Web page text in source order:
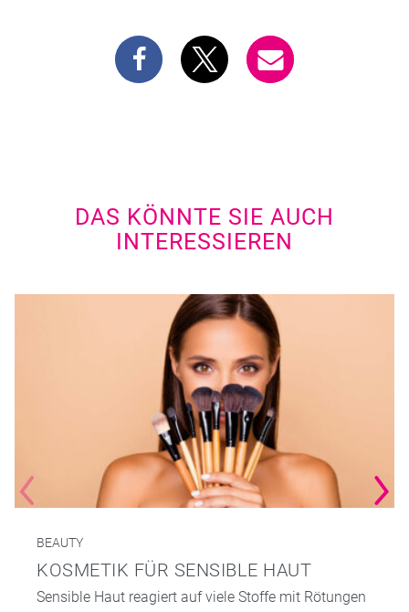
DAS KÖNNTE SIE AUCH
INTERESSIEREN
BEAUTY
KOSMETIK FÜR SENSIBLE HAUT
Sensible Haut reagiert auf viele Stoffe mit Rötungen